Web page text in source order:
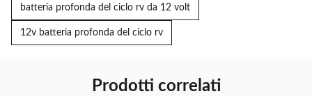
batteria profonda del ciclo rv da 12 volt
12v batteria profonda del ciclo rv
Prodotti correlati